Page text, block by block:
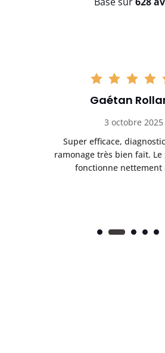
Gaétan
3 octobre 2025
Super efficace,
ramonage très bien fait. Le
fonctionne nettement